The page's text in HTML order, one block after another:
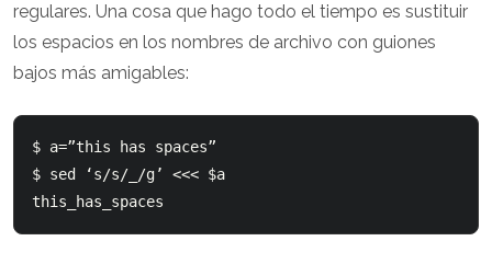
regulares. Una cosa que hago todo el tiempo es sustituir
los espacios en los nombres de archivo con guiones
bajos más amigables:
$ a=”this has spaces”
$ sed ‘s/s/_/g’ <<< $a